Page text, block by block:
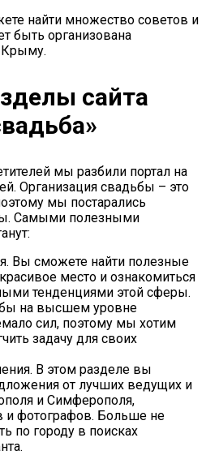
найти множество советов и
быть организована
Крыму.
сайта
мы разбили портал на
Организация свадьбы – это
мы постарались
Самыми полезными
Вы сможете найти полезные
место и ознакомиться
тенденциями этой сферы.
на высшем уровне
сил, поэтому мы хотим
задачу для своих
В этом разделе вы
от лучших ведущих и
и Симферополя,
и фотографов. Больше не
по городу в поисках